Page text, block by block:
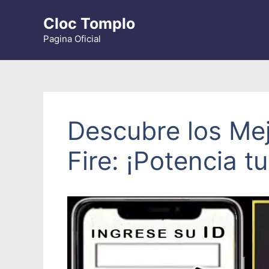
contenido
Cloc Tomplo
Pagina Oficial
Descubre los
Fire: ¡Potencia